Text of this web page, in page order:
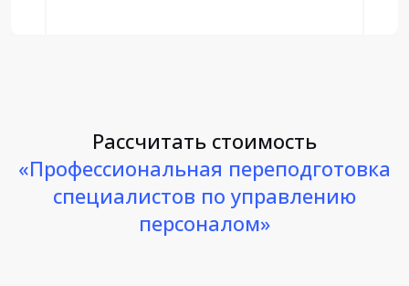
Рассчитать стоимость
«Профессиональная переподготовка
специалистов по управлению
персоналом»